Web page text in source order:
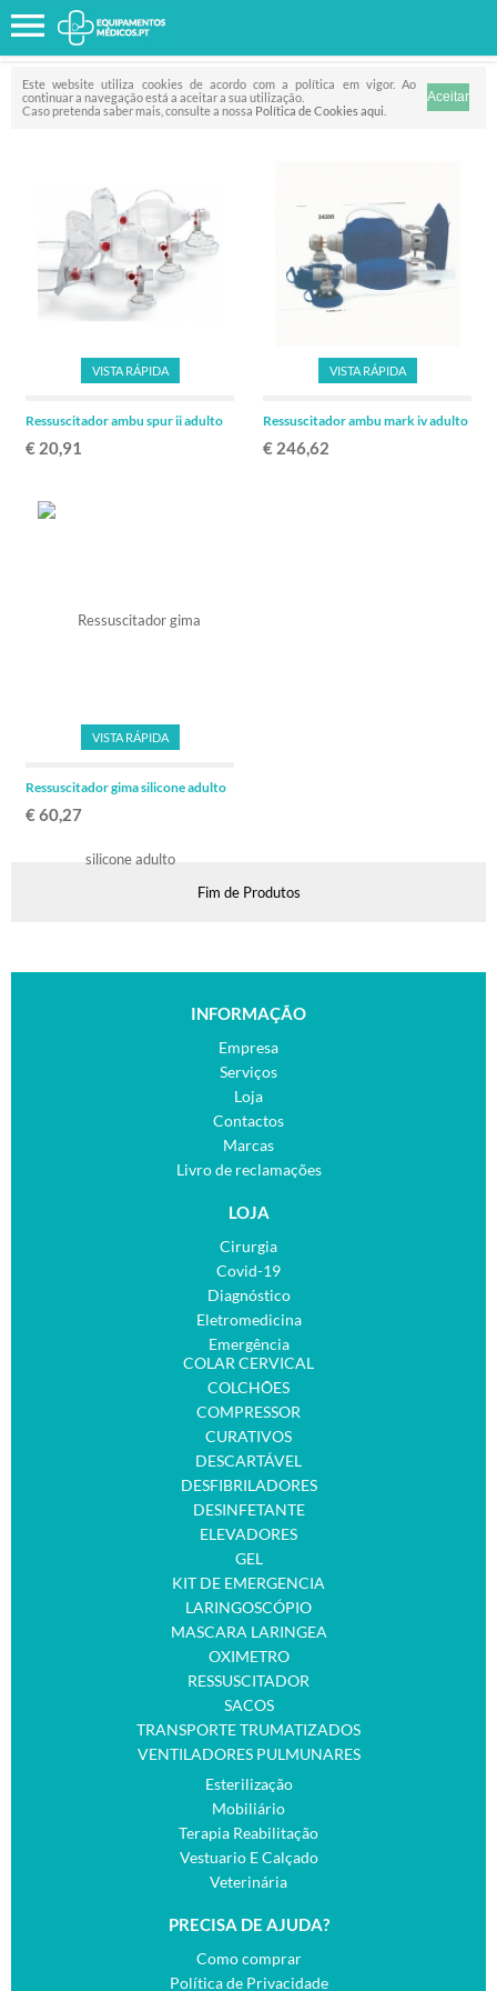
Este website utiliza cookies de acordo com a política em vigor. Ao
continuar a navegação está a aceitar a sua utilização.
Caso pretenda saber mais, consulte a nossa Política de Cookies aqui
FILTRO
Ressuscitador ambu spur ii adulto
€ 20,91
VISTA RÁPIDA
Ressuscitador ambu mark iv adulto
€ 246,62
VISTA RÁPIDA
Ressuscitador gima silicone adulto
€ 60,27
VISTA RÁPIDA
Fim de Produtos
INFORMAÇÃO
Empresa
Serviços
Loja
Contactos
Marcas
Livro de reclamações
LOJA
Cirurgia
Covid-19
Diagnóstico
Eletromedicina
Emergência
COLAR CERVICAL
COLCHÕES
COMPRESSOR
CURATIVOS
DESCARTÁVEL
DESFIBRILADORES
DESINFETANTE
ELEVADORES
GEL
KIT DE EMERGENCIA
LARINGOSCÓPIO
MASCARA LARINGEA
OXIMETRO
RESSUSCITADOR
SACOS
TRANSPORTE TRUMATIZADOS
VENTILADORES PULMUNARES
Esterilização
Mobiliário
Terapia Reabilitação
Vestuario E Calçado
Veterinária
PRECISA DE AJUDA?
Como comprar
Política de Privacidade